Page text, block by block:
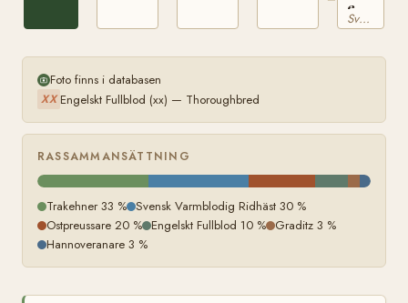
e.
Sixtus
Svensk Varmblodig Ridhäst
Foto finns i databasen
XX Engelskt Fullblod (xx) — Thoroughbred
RASSAMMANSÄTTNING
Trakehner 33 % Svensk Varmblodig Ridhäst 30 %
Ostpreussare 20 % Engelskt Fullblod 10 % Graditz 3 %
Hannoveranare 3 %